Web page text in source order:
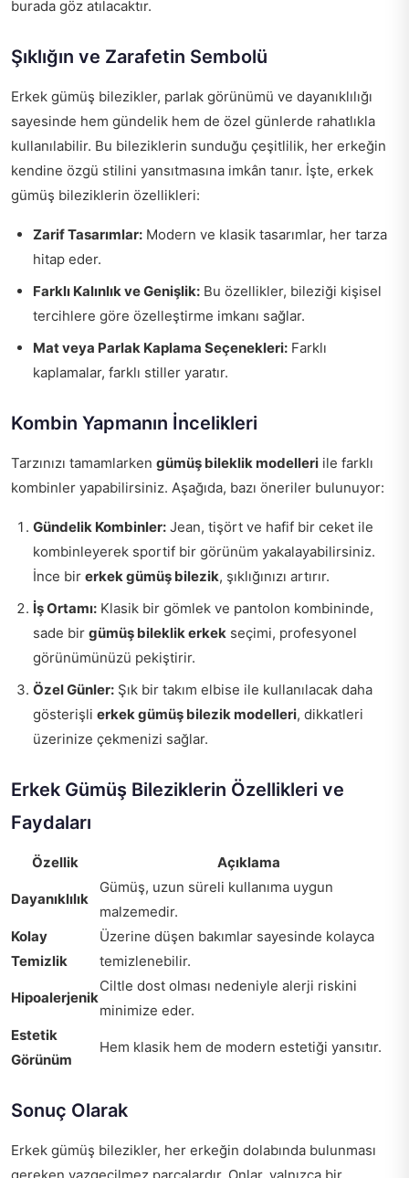
burada göz atılacaktır.
Şıklığın ve Zarafetin Sembolü
Erkek gümüş bilezikler, parlak görünümü ve dayanıklılığı
sayesinde hem gündelik hem de özel günlerde rahatlıkla
kullanılabilir. Bu bileziklerin sunduğu çeşitlilik, her erkeğin
kendine özgü stilini yansıtmasına imkân tanır. İşte, erkek
gümüş bileziklerin özellikleri:
Zarif Tasarımlar: Modern ve klasik tasarımlar, her tarza
hitap eder.
Farklı Kalınlık ve Genişlik: Bu özellikler, bileziği kişisel
tercihlere göre özelleştirme imkanı sağlar.
Mat veya Parlak Kaplama Seçenekleri: Farklı
kaplamalar, farklı stiller yaratır.
Kombin Yapmanın İncelikleri
Tarzınızı tamamlarken gümüş bileklik modelleri ile farklı
kombinler yapabilirsiniz. Aşağıda, bazı öneriler bulunuyor:
Gündelik Kombinler: Jean, tişört ve hafif bir ceket ile
kombinleyerek sportif bir görünüm yakalayabilirsiniz.
İnce bir erkek gümüş bilezik, şıklığınızı artırır.
İş Ortamı: Klasik bir gömlek ve pantolon kombininde,
sade bir gümüş bileklik erkek seçimi, profesyonel
görünümünüzü pekiştirir.
Özel Günler: Şık bir takım elbise ile kullanılacak daha
gösterişli erkek gümüş bilezik modelleri, dikkatleri
üzerinize çekmenizi sağlar.
Erkek Gümüş Bileziklerin Özellikleri ve
Faydaları
Özellik Açıklama
Dayanıklılık
Gümüş, uzun süreli kullanıma uygun
malzemedir.
Kolay
Temizlik
Üzerine düşen bakımlar sayesinde kolayca
temizlenebilir.
Hipoalerjenik
Ciltle dost olması nedeniyle alerji riskini
minimize eder.
Estetik
Görünüm
Hem klasik hem de modern estetiği yansıtır.
Sonuç Olarak
Erkek gümüş bilezikler, her erkeğin dolabında bulunması